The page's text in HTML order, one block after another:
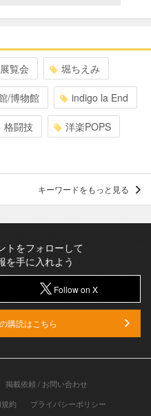
覧会 堀ちえみ
/博物館 indigo la End
格闘技 洋楽POPS
キーワードをもっと見る
トをフォローして
を手に入れよう
Follow on X
購読はこちら
掲載依頼 / お問い合わせ
約 プライバシーポリシー